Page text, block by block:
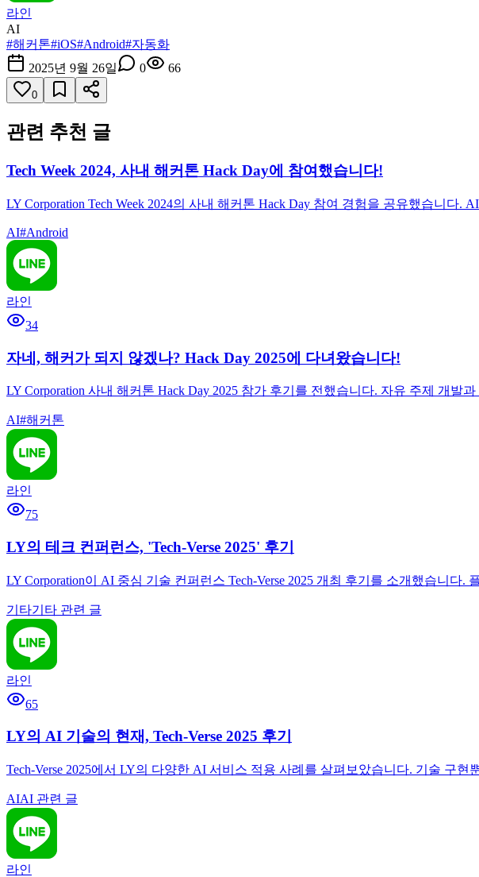
라인
AI
#해커톤#iOS#Android#자동화
2025년 9월 26일
0 66
0
관련 추천 글
Tech Week 2024, 사내 해커톤 Hack Day에 참여했습니다!
LY Corporation Tech Week 2024의 사내 해커톤 Hack Day 참여 경험을 공유했습니
AI#Android
라인
34
자네, 해커가 되지 않겠나? Hack Day 2025에 다녀왔습니다!
LY Corporation 사내 해커톤 Hack Day 2025 참가 후기를 전했습니다. 자유 주제 개
AI#해커톤
라인
75
LY의 테크 컨퍼런스, 'Tech-Verse 2025' 후기
LY Corporation이 AI 중심 기술 컨퍼런스 Tech-Verse 2025 개최 후기를 소개했습니
기타기타 관련 글
라인
65
LY의 AI 기술의 현재, Tech-Verse 2025 후기
Tech-Verse 2025에서 LY의 다양한 AI 서비스 적용 사례를 살펴보았습니다. 기술 구
AIAI 관련 글
라인